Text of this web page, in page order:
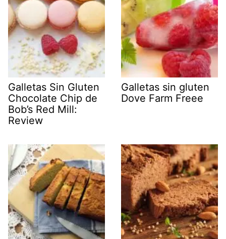
Galletas Sin Gluten
Chocolate Chip de
Bob’s Red Mill:
Review
Galletas sin gluten
Dove Farm Freee